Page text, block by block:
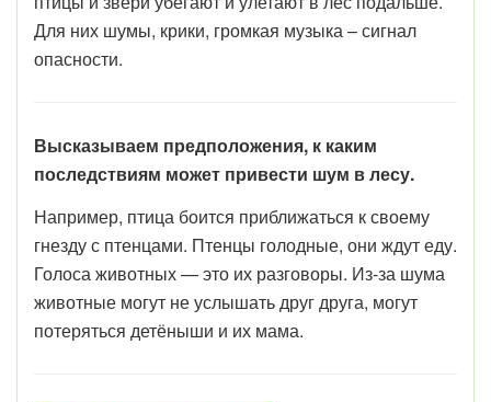
Для них шумы, крики, громкая музыка – сигнал
опасности.
Высказываем предположения, к каким
последствиям может привести шум в лесу.
Например, птица боится приближаться к своему
гнезду с птенцами. Птенцы голодные, они ждут еду.
Голоса животных — это их разговоры. Из-за шума
животные могут не услышать друг друга, могут
потеряться детёныши и их мама.